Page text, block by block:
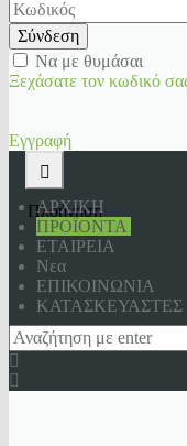
Σύνδεση
Να με θυμάσαι
Ξεχάσατε τον κωδικό
Εγγραφή
Πλοήγηση
ΑΡΧΙΚΗ
ΠΡΟΪΟΝΤΑ
ΕΤΑΙΡΕΙΑ
Νεα
ΕΠΙΚΟΙΝΩΝΙΑ
KΑΤΑΣΚΕΥΑΣΤΕΣ